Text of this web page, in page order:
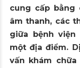
cung cấp bằng
âm thanh, các
giữa bệnh
một địa điểm.
vấn khám